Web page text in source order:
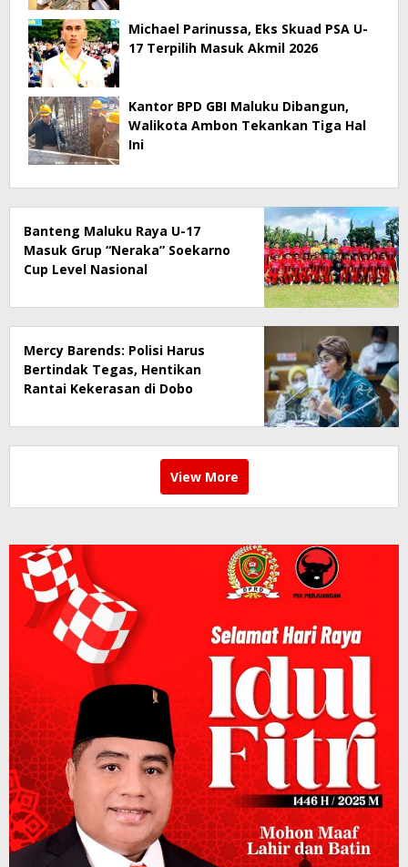
Michael Parinussa, Eks Skuad PSA U-
17 Terpilih Masuk Akmil 2026
Kantor BPD GBI Maluku Dibangun,
Walikota Ambon Tekankan Tiga Hal
Ini
Banteng Maluku Raya U-17
Masuk Grup “Neraka” Soekarno
Cup Level Nasional
Mercy Barends: Polisi Harus
Bertindak Tegas, Hentikan
Rantai Kekerasan di Dobo
View More